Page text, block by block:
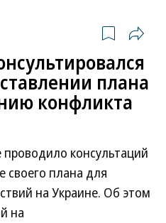
плана
конфликта
консультаций
своего плана для
на Украине. Об этом
на